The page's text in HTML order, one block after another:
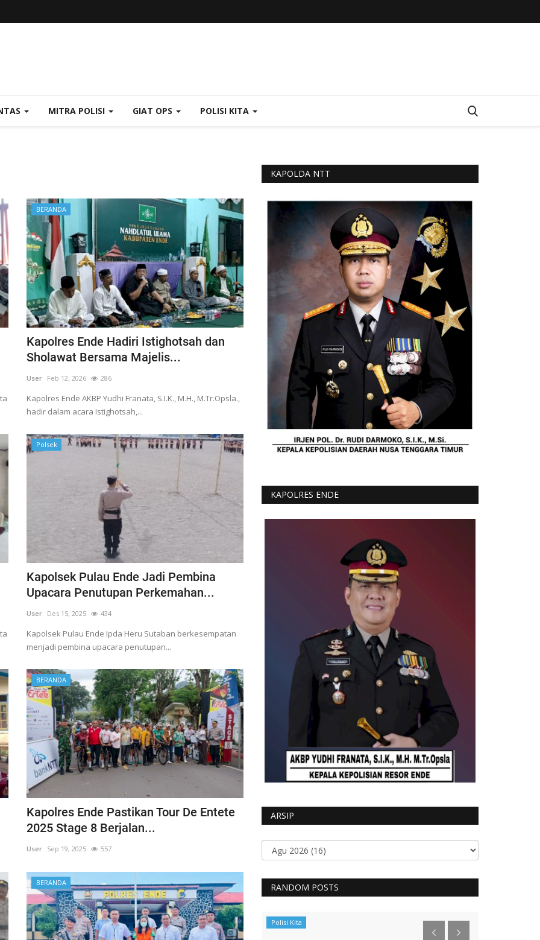
MITRA POLISI GIAT OPS POLISI KITA
BERANDA
Kapolres Ende Hadiri Istighotsah dan
Sholawat Bersama Majelis...
User Feb 12, 2026 286
Kapolres Ende AKBP Yudhi Franata, S.I.K., M.H., M.Tr.Opsla.,
hadir dalam acara Istighotsah,...
Polsek
Kapolsek Pulau Ende Jadi Pembina
Upacara Penutupan Perkemahan...
User Des 15, 2025 434
Kapolsek Pulau Ende Ipda Heru Sutaban berkesempatan
menjadi pembina upacara penutupan...
BERANDA
Kapolres Ende Pastikan Tour De Entete
2025 Stage 8 Berjalan...
User Sep 19, 2025 557
BERANDA
KAPOLDA NTT
KAPOLRES ENDE
ARSIP
RANDOM POSTS
BERANDA Polisi Kita